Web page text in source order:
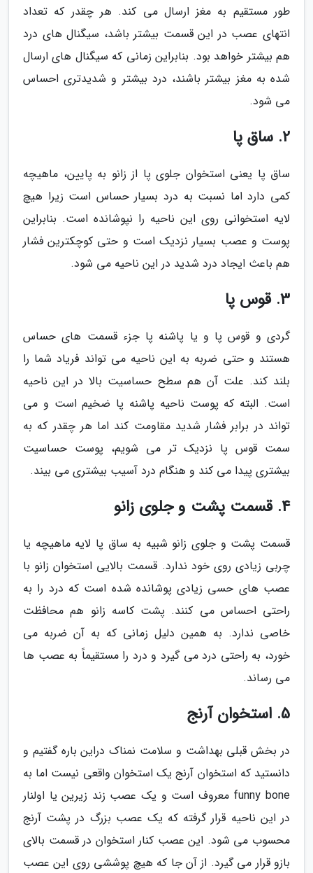
طور مستقیم به مغز ارسال می کند. هر چقدر که تعداد
انتهای عصب در این قسمت بیشتر باشد، سیگنال های درد
هم بیشتر خواهد بود. بنابراین زمانی که سیگنال های ارسال
شده به مغز بیشتر باشند، درد بیشتر و شدیدتری احساس
می شود.
2. ساق پا
ساق پا یعنی استخوان جلوی پا از زانو به پایین، ماهیچه
کمی دارد اما نسبت به درد بسیار حساس است زیرا هیچ
لایه استخوانی روی این ناحیه را نپوشانده است. بنابراین
پوست و عصب بسیار نزدیک است و حتی کوچکترین فشار
هم باعث ایجاد درد شدید در این ناحیه می شود.
3. قوس پا
گردی و قوس پا و یا پاشنه پا جزء قسمت های حساس
هستند و حتی ضربه به این ناحیه می تواند فریاد شما را
بلند کند. علت آن هم سطح حساسیت بالا در این ناحیه
است. البته که پوست ناحیه پاشنه پا ضخیم است و می
تواند در برابر فشار شدید مقاومت کند اما هر چقدر که به
سمت قوس پا نزدیک تر می شویم، پوست حساسیت
بیشتری پیدا می کند و هنگام درد آسیب بیشتری می بیند.
4. قسمت پشت و جلوی زانو
قسمت پشت و جلوی زانو شبیه به ساق پا لایه ماهیچه یا
چربی زیادی روی خود ندارد. قسمت بالایی استخوان زانو با
عصب های حسی زیادی پوشانده شده است که درد را به
راحتی احساس می کنند. پشت کاسه زانو هم محافظت
خاصی ندارد. به همین دلیل زمانی که به آن ضربه می
خورد، به راحتی درد می گیرد و درد را مستقیماً به عصب ها
می رساند.
5. استخوان آرنج
در بخش قبلی بهداشت و سلامت نمناک دراین باره گفتیم و
دانستید که استخوان آرنج یک استخوان واقعی نیست اما به
funny bone معروف است و یک عصب زند زیرین یا اولنار
در این ناحیه قرار گرفته که یک عصب بزرگ در پشت آرنج
محسوب می شود. این عصب کنار استخوان در قسمت بالای
بازو قرار می گیرد. از آن جا که هیچ پوششی روی این عصب